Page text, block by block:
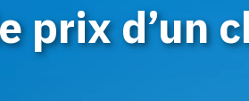
prix d’un